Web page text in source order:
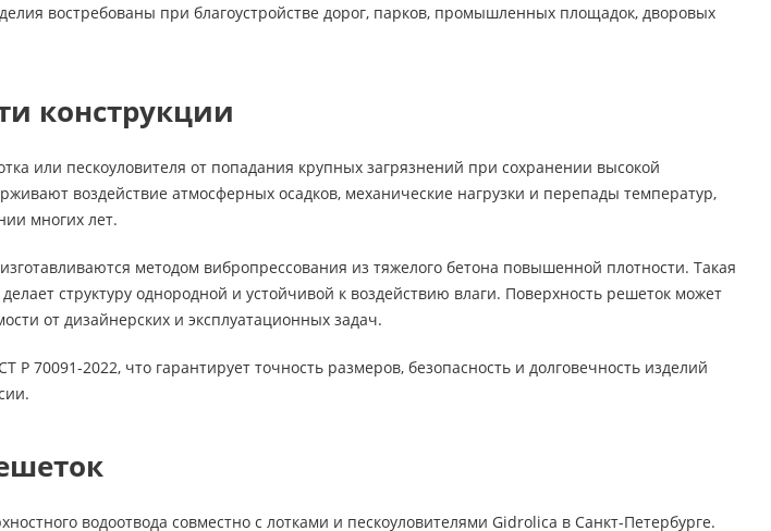
востребованы при благоустройстве дорог, парков, промышленных площадок, дворовых
конструкции
или пескоуловителя от попадания крупных загрязнений при сохранении высокой
воздействие атмосферных осадков, механические нагрузки и перепады температур,
многих лет.
методом вибропрессования из тяжелого бетона повышенной плотности. Такая
структуру однородной и устойчивой к воздействию влаги. Поверхность решеток может
от дизайнерских и эксплуатационных задач.
Р 70091-2022, что гарантирует точность размеров, безопасность и долговечность изделий
водоотвода совместно с лотками и пескоуловителями Gidrolica в Санкт-Петербурге.